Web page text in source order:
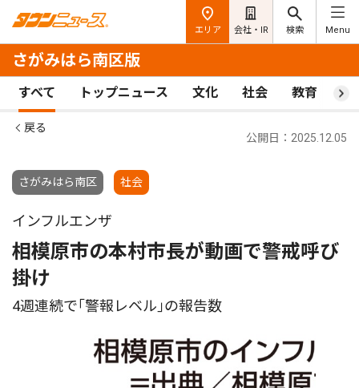
エリア 会社・IR 検索 Menu
さがみはら南区版
すべて トップニュース 文化 社会 教育 ス
戻る
さがみはら南区 社会
公開日：2025.12.05
インフルエンザ
相模原市の本村市長が動画で警戒呼び
掛け
4週連続で｢警報レベル｣の報告数